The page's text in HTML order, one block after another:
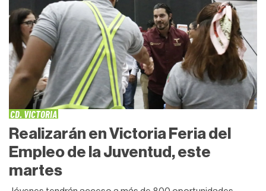
CD. VICTORIA
Realizarán en Victoria Feria del
Empleo de la Juventud, este
martes